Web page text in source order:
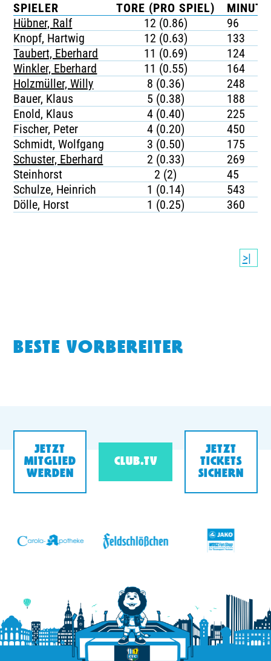
SPIELER TORE (PRO SPIEL)
Hübner, Ralf
12 (0.86)
96
Knopf, Hartwig
12 (0.63)
133
Taubert, Eberhard
11 (0.69)
124
Winkler, Eberhard
11 (0.55)
164
Holzmüller, Willy
8 (0.36)
248
Bauer, Klaus
5 (0.38)
188
Enold, Klaus
4 (0.40)
225
Fischer, Peter
4 (0.20)
450
Schmidt, Wolfgang
3 (0.50)
175
Schuster, Eberhard
2 (0.33)
269
Steinhorst
2 (2)
45
Schulze, Heinrich
1 (0.14)
543
Dölle, Horst
1 (0.25) 360
>|
BESTE VORBEREITER
JETZT
MITGLIED
WERDEN
CLUB.TV
JETZT
TICKETS
SICHERN